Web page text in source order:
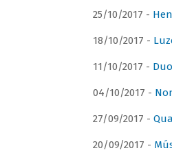
25/10/2017 -
18/10/2017 -
11/10/2017 -
04/10/2017 -
27/09/2017 -
20/09/2017 -